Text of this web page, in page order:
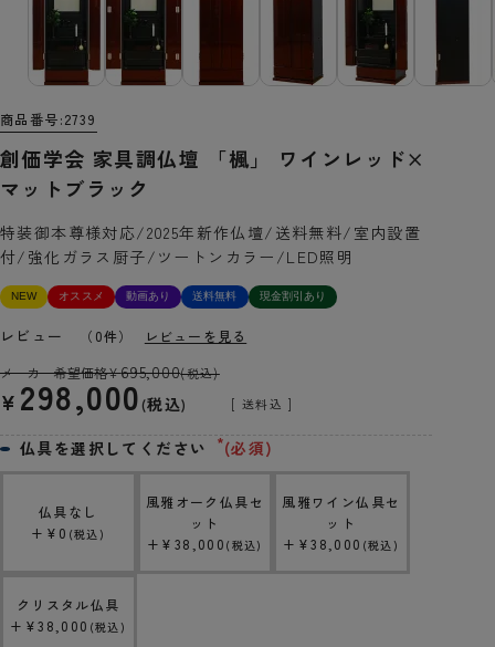
商品番号 2739
創価学会 家具調仏壇 「楓」 ワインレッド×
マットブラック
特装御本尊様対応/2025年新作仏壇/送料無料/室内設置
付/強化ガラス厨子/ツートンカラー/LED照明
NEW オススメ 動画あり 送料無料 現金割引あり
レビュー （0件）
レビューを見る
メーカー希望価格¥695,000(税込)
¥ 298,000 税込 送料込
仏具を選択してください (必須)
仏具なし
+ ¥ 0 税込
風雅オーク仏具セ
ット
+ ¥ 38,000 税込
風雅ワイン仏具セ
ット
+ ¥38,000 税込
クリスタル仏具
+ ¥38,000 税込